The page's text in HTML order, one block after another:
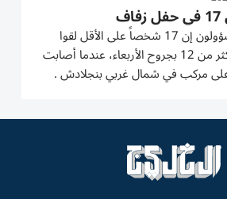
داكا - رويترز قال مسؤولون إن 17 شخصاً على الأقل لقوا
مصرعهم وأصيب أكثر من 12 بجروح الأربعاء، عندما أصابت
مركب في شمال غربي بنجلادش .